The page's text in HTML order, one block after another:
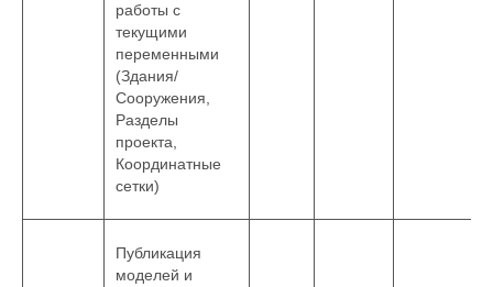
работы с
текущими
переменными
(Здания/
Сооружения,
Разделы
проекта,
Координатные
сетки)
Публикация
моделей и